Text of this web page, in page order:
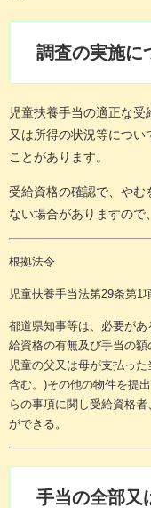
調査の実施に
児童扶養手当の適正な
又は所得の状況等につ
ことがあります。
受給資格の確認で、や
ない場合がありますので
根拠法令
児童扶養手当法第29条第1
都道県知事等は、必要が
給資格の有無及び手当の
児童の父又は母が支払っ
含む。)その他の物件を提
らの事項に関し受給資格
ができる。
手当の全部又